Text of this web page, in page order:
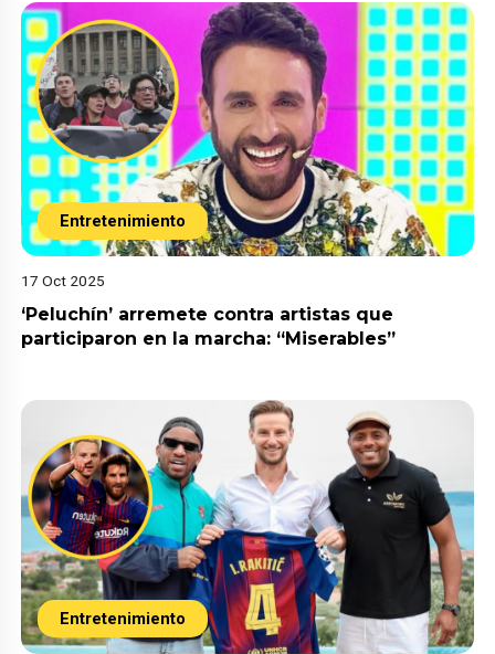
Entretenimiento
17 Oct 2025
‘Peluchín’ arremete contra artistas que
participaron en la marcha: “Miserables”
Entretenimiento